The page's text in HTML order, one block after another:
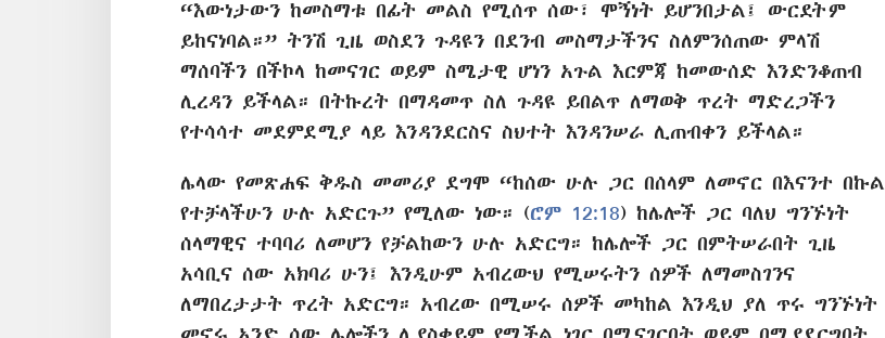
“እውነታውን ከመስማቱ በፊት መልስ የሚሰጥ ሰው፣ ሞኝነት ይሆንበታል፤ ውርደትም
ይከናነባል።” ትንሽ ጊዜ ወስደን ጉዳዩን በደንብ መስማታችንና ስለምንሰጠው ምላሽ
ማሰባችን በችኮላ ከመናገር ወይም ስሜታዊ ሆነን አጉል እርምጃ ከመውሰድ እንድንቆጠብ
ሊረዳን ይችላል። በትኩረት በማዳመጥ ስለ ጉዳዩ ይበልጥ ለማወቅ ጥረት ማድረጋችን
የተሳሳተ መደምደሚያ ላይ እንዳንደርስና ስህተት እንዳንሠራ ሊጠብቀን ይችላል።
ሌላው የመጽሐፍ ቅዱስ መመሪያ ደግሞ “ከሰው ሁሉ ጋር በሰላም ለመኖር በእናንተ በኩል
የተቻላችሁን ሁሉ አድርጉ” የሚለው ነው። (ሮም 12:18) ከሌሎች ጋር ባለህ ግንኙነት
ሰላማዊና ተባባሪ ለመሆን የቻልከውን ሁሉ አድርግ። ከሌሎች ጋር በምትሠራበት ጊዜ
አሳቢና ሰው አክባሪ ሁን፤ እንዲሁም አብረውህ የሚሠሩትን ሰዎች ለማመስገንና
ለማበረታታት ጥረት አድርግ። አብረው በሚሠሩ ሰዎች መካከል እንዲህ ያለ ጥሩ ግንኙነት